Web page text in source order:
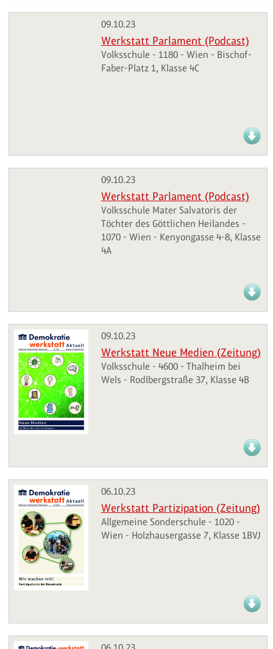
09.10.23
Werkstatt Parlament (Podcast)
Volksschule - 1180 - Wien - Bischof-
Faber-Platz 1, Klasse 4C
09.10.23
Werkstatt Parlament (Podcast)
Volksschule Mater Salvatoris der
Töchter des Göttlichen Heilandes -
1070 - Wien - Kenyongasse 4-8, Klasse
4A
09.10.23
Werkstatt Neue Medien (Zeitung)
Volksschule - 4600 - Thalheim bei
Wels - Rodlbergstraße 37, Klasse 4B
06.10.23
Werkstatt Partizipation (Zeitung)
Allgemeine Sonderschule - 1020 -
Wien - Holzhausergasse 7, Klasse 1BVJ